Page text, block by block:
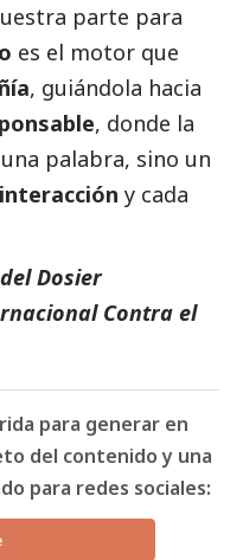
parte para
es el motor que
, guiándola hacia
, donde la
palabra, sino un
interacción y cada
Dosier
Contra el
para generar en
del contenido y una
para redes sociales: